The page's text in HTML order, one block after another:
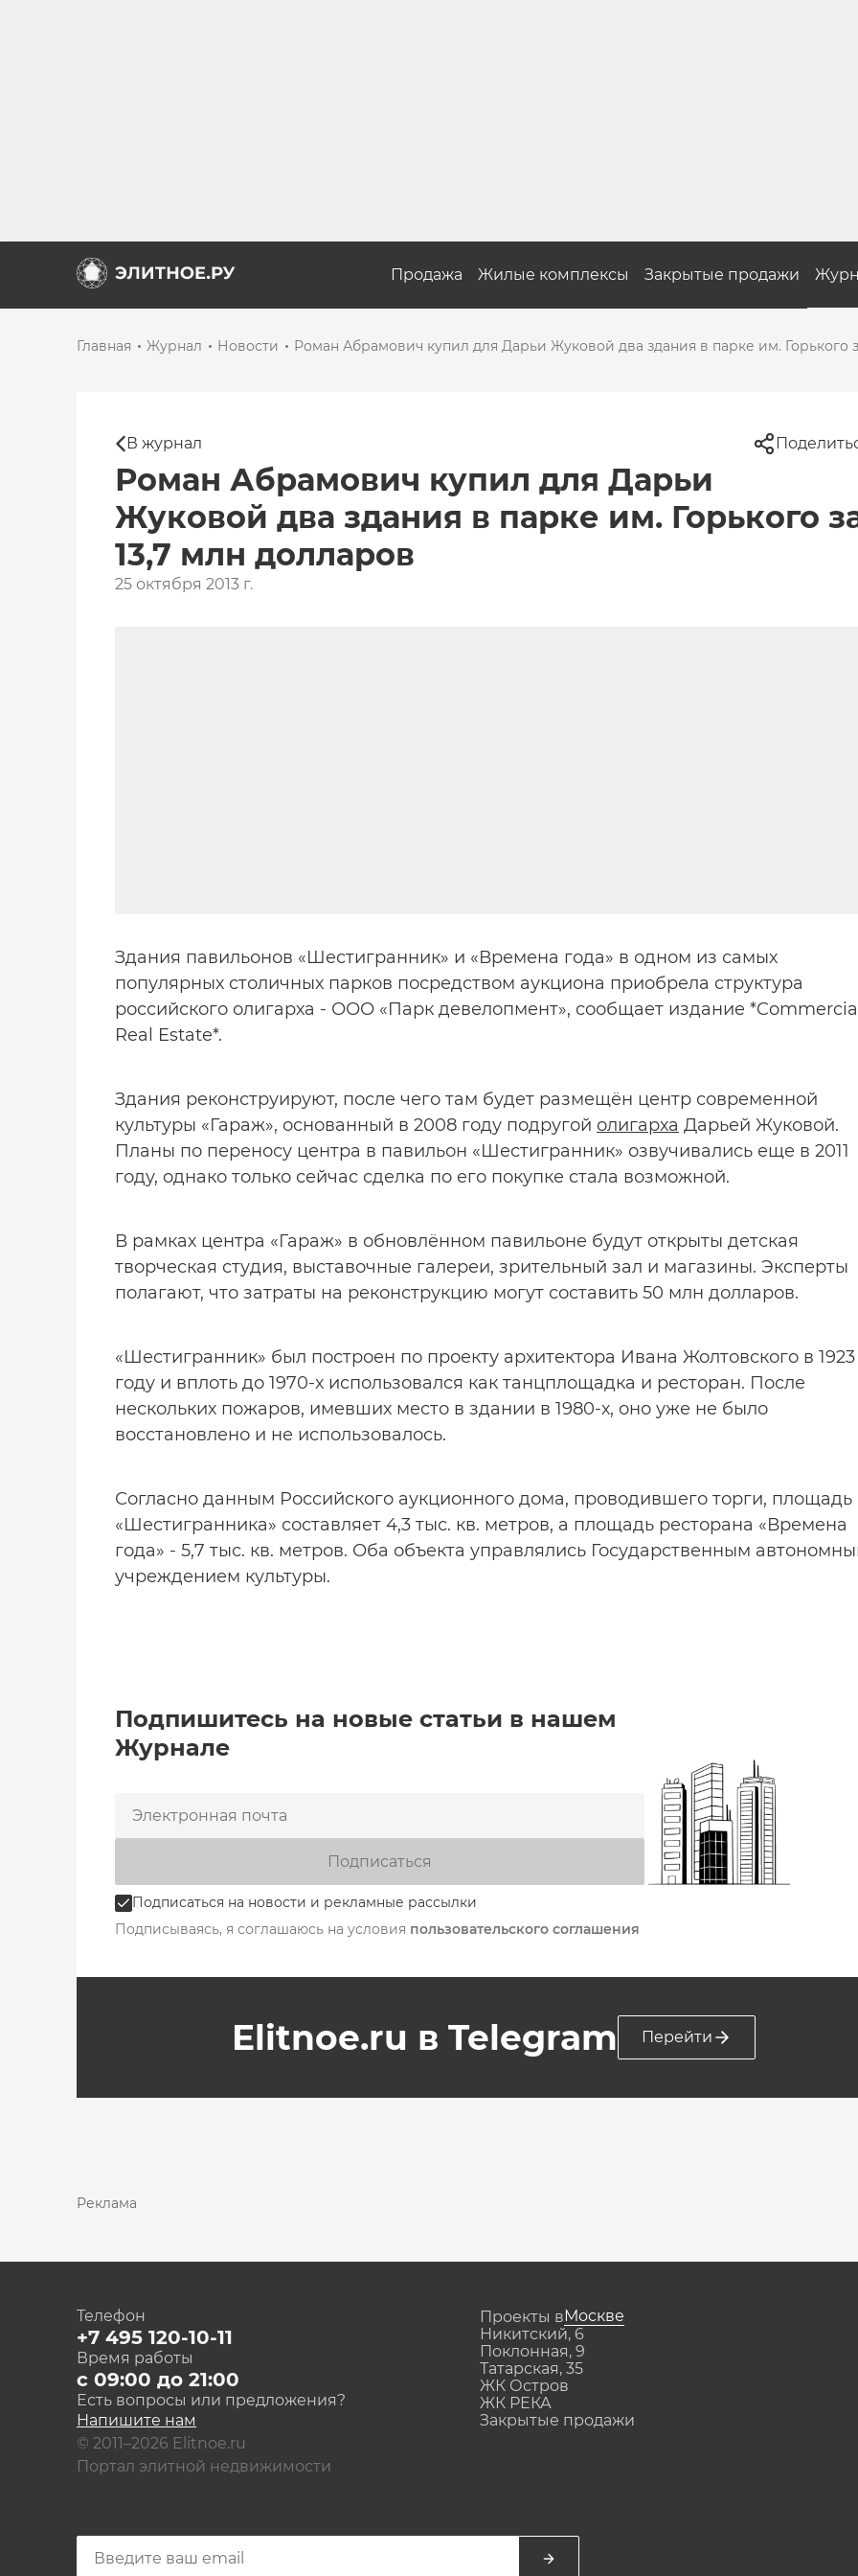
Продажа Жилые комплексы Закрытые продажи
Главная Журнал Новости Роман Абрамович купил для Дарьи Жуковой два здания в парке им. Горького
В журнал
Роман Абрамович купил для Дарьи
Жуковой два здания в парке им. Горького
13,7 млн долларов
25 октября 2013 г.
Здания павильонов «Шестигранник» и «Времена года» в одном из самых
популярных столичных парков посредством аукциона приобрела структура
российского олигарха - ООО «Парк девелопмент», сообщает издание
Real Estate*.
Здания реконструируют, после чего там будет размещён центр современной
культуры «Гараж», основанный в 2008 году подругой олигарха Дарьей Жуковой.
Планы по переносу центра в павильон «Шестигранник» озвучивались еще в 2011
году, однако только сейчас сделка по его покупке стала возможной.
В рамках центра «Гараж» в обновлённом павильоне будут открыты детская
творческая студия, выставочные галереи, зрительный зал и магазины. Эксперты
полагают, что затраты на реконструкцию могут составить 50 млн долларов.
«Шестигранник» был построен по проекту архитектора Ивана Жолтовского в 1923
году и вплоть до 1970-х использовался как танцплощадка и ресторан. После
нескольких пожаров, имевших место в здании в 1980-х, оно уже не было
восстановлено и не использовалось.
Согласно данным Российского аукционного дома, проводившего торги, площадь
«Шестигранника» составляет 4,3 тыс. кв. метров, а площадь ресторана «Времена
года» - 5,7 тыс. кв. метров. Оба объекта управлялись Государственным
учреждением культуры.
Подпишитесь на новые статьи в нашем
Журнале
Подписаться на новости и рекламные рассылки
Подписаться
Подписываясь, я соглашаюсь на условия пользовательского соглашения
Elitnoe.ru в Telegram Перейти
Реклама
Телефон
+7 495 120-10-11
Время работы
с 09:00 до 21:00
Есть вопросы или предложения?
Напишите нам
© 2011–2026 Elitnoe.ru
Портал элитной недвижимости
Проекты вМоскве
Никитский, 6
Поклонная, 9
Татарская, 35
ЖК Остров
ЖК РЕКА
Закрытые продажи